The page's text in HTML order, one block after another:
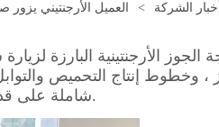
أخبار الشركة > العميل الأرجنتيني